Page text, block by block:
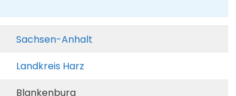
Sachsen-Anhalt
Landkreis Harz
Blankenburg